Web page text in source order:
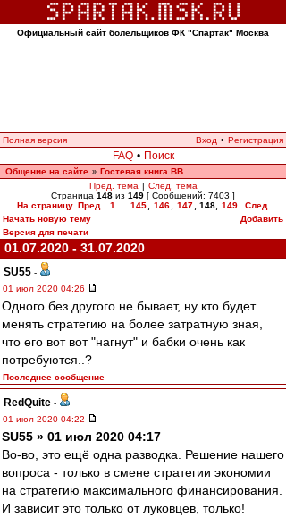
Официальный сайт болельщиков ФК "Спартак" Москва
Полная версия Вход • Регистрация
FAQ • Поиск
Общение на сайте » Гостевая книга ВВ
Пред. тема | След. тема
Страница 148 из 149 [ Сообщений: 7403 ]
На страницу Пред. 1 145 146 147 148, 149
След.
Начать новую тему
Добавить
Версия для печати
01.07.2020 - 31.07.2020
SU55 -
01 июл 2020 04:26
Одного без другого не бывает, ну кто будет
менять стратегию на более затратную зная,
что его вот вот "нагнут" и бабки очень как
потребуются..?
Последнее сообщение
RedQuite -
01 июл 2020 04:22
SU55 » 01 июл 2020 04:17
Во-во, это ещё одна разводка. Решение нашего
вопроса - только в смене стратегии экономии
на стратегию максимального финансирования.
И зависит это только от луковцев, только!